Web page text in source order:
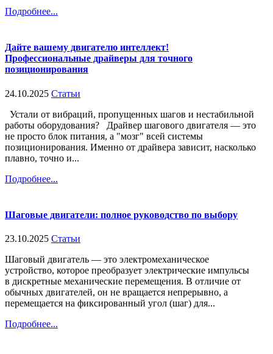
Подробнее...
Дайте вашему двигателю интеллект!
Профессиональные драйверы для точного
позиционирования
24.10.2025 Статьи
Устали от вибраций, пропущенных шагов и нестабильной
работы оборудования? Драйвер шагового двигателя — это
не просто блок питания, а "мозг" всей системы
позиционирования. Именно от драйвера зависит, насколько
плавно, точно и...
Подробнее...
Шаговые двигатели: полное руководство по выбору
23.10.2025 Статьи
Шаговый двигатель — это электромеханическое
устройство, которое преобразует электрические импульсы
в дискретные механические перемещения. В отличие от
обычных двигателей, он не вращается непрерывно, а
перемещается на фиксированный угол (шаг) для...
Подробнее...